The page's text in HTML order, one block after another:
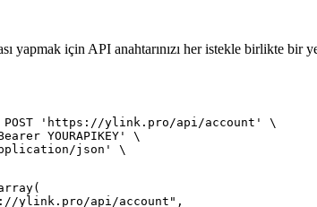
yapmak için API anahtarınızı her istekle birlikte
'https://ylink.pro/api/account' \
YOURAPIKEY' \
json' \
ylink.pro/api/account",